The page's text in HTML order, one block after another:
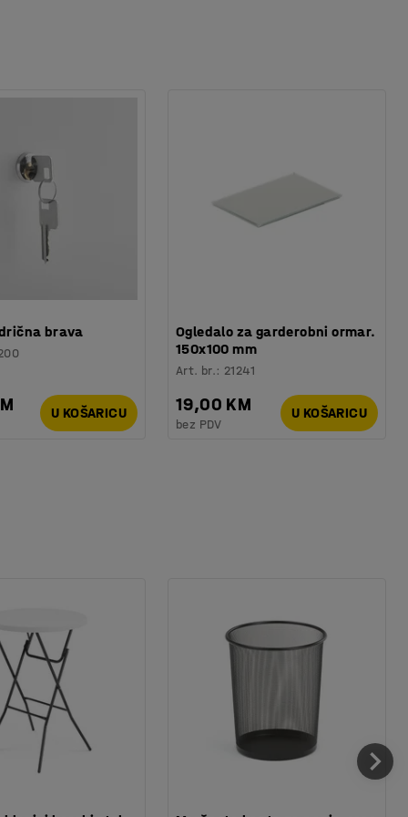
brava
U KOŠARICU
Ogledalo za garderobni ormar.
150x100 mm
Art. br.: 21241
19,00 KM
bez PDV
U KOŠARICU